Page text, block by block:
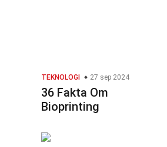
TEKNOLOGI 27 sep 2024
36 Fakta Om
Bioprinting